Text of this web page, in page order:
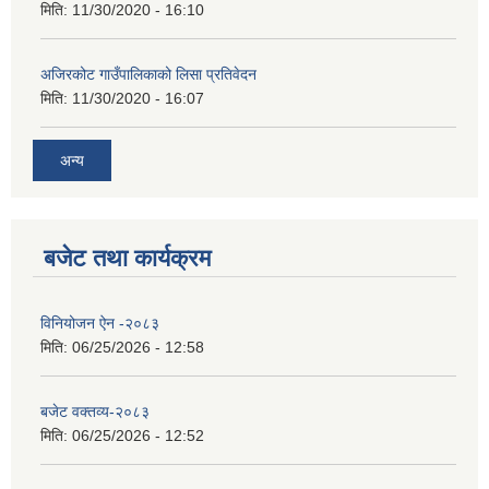
मिति: 11/30/2020 - 16:10
अजिरकोट गाउँपालिकाको लिसा प्रतिवेदन
मिति: 11/30/2020 - 16:07
अन्य
बजेट तथा कार्यक्रम
विनियोजन ऐन -२०८३
मिति: 06/25/2026 - 12:58
बजेट वक्तव्य-२०८३
मिति: 06/25/2026 - 12:52